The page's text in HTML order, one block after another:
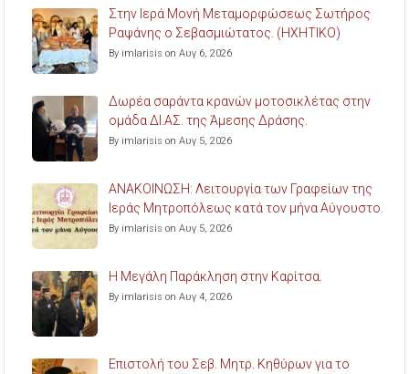
Στην Ιερά Μονή Μεταμορφώσεως Σωτήρος
Ραψάνης ο Σεβασμιώτατος. (ΗΧΗΤΙΚΟ)
By imlarisis on Αυγ 6, 2026
Δωρέα σαράντα κρανών μοτοσικλέτας στην
ομάδα ΔΙ.ΑΣ. της Άμεσης Δράσης.
By imlarisis on Αυγ 5, 2026
ΑΝΑΚΟΙΝΩΣΗ: Λειτουργία των Γραφείων της
Ιεράς Μητροπόλεως κατά τον μήνα Αύγουστο.
By imlarisis on Αυγ 5, 2026
Η Μεγάλη Παράκληση στην Καρίτσα.
By imlarisis on Αυγ 4, 2026
Επιστολή του Σεβ. Μητρ. Κηθύρων για το